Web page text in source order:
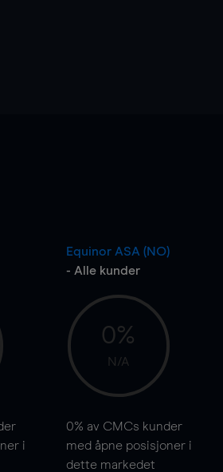
i
Equinor ASA (NO)
- Alle kunder
0%
N/A
0% av CMCs kunder
med åpne posisjoner i
dette markedet